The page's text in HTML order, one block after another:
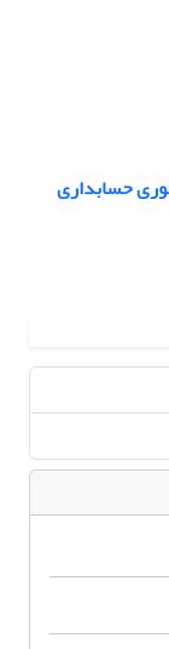
حسابداری